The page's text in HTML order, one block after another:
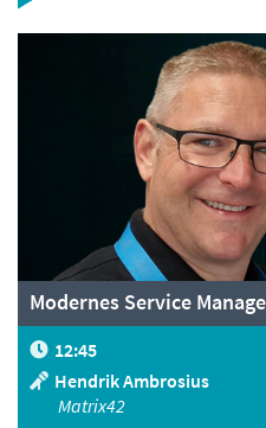
Modernes Service
12:45
Hendrik Ambrosius
Matrix42